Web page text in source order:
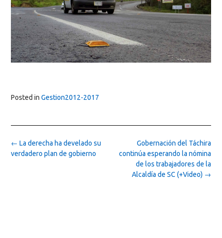
Posted in Gestion2012-2017
Post
navigation
Gobernación del Táchira
continúa esperando la nómina
de los trabajadores de la
Alcaldía de SC (+Video) →
← La derecha ha develado su
verdadero plan de gobierno